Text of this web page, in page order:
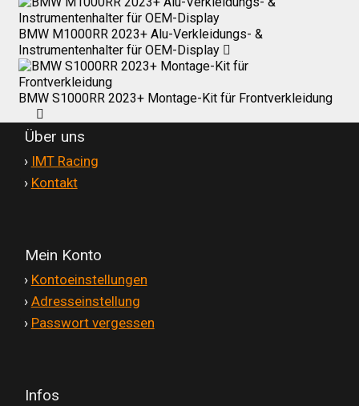
BMW M1000RR 2023+ Alu-Verkleidungs- &
Instrumentenhalter für OEM-Display
BMW S1000RR 2023+ Montage-Kit für Frontverkleidung
Über uns
› IMT Racing
› Kontakt
Mein Konto
› Kontoeinstellungen
› Adresseinstellung
› Passwort vergessen
Infos